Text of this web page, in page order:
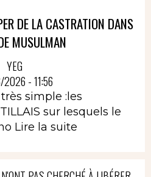
DE LA CASTRATION DANS
MUSULMAN
YEG
- 11:56
simple :les
sur lesquels le
Lire la suite